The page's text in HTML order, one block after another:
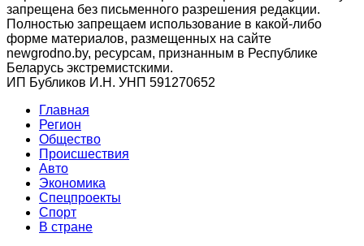
запрещена без письменного разрешения редакции.
Полностью запрещаем использование в какой-либо
форме материалов, размещенных на сайте
newgrodno.by, ресурсам, признанным в Республике
Беларусь экстремистскими.
ИП Бубликов И.Н. УНП 591270652
Главная
Регион
Общество
Происшествия
Авто
Экономика
Спецпроекты
Cпорт
В стране